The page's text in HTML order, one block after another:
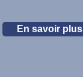
En savoir plus